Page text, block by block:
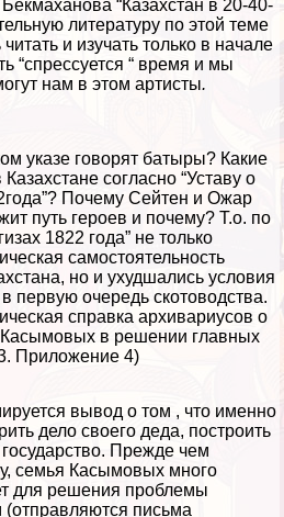
“Казахстан в 20-40-
литературу по этой теме
и изучать только в начале
“спрессуется “ время и мы
нам в этом артисты.
указе говорят батыры? Какие
согласно “Уставу о
Почему Сейтен и Ожар
путь героев и почему? Т.о. по
1822 года” не только
самостоятельность
но и ухудшались условия
первую очередь скотоводства.
справка архивариусов о
в решении главных
Приложение 4)
вывод о том , что именно
дело своего деда, построить
Прежде чем
семья Касымовых много
для решения проблемы
письма